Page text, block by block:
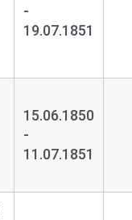
-
19.07.1851
15.06.1850
-
11.07.1851